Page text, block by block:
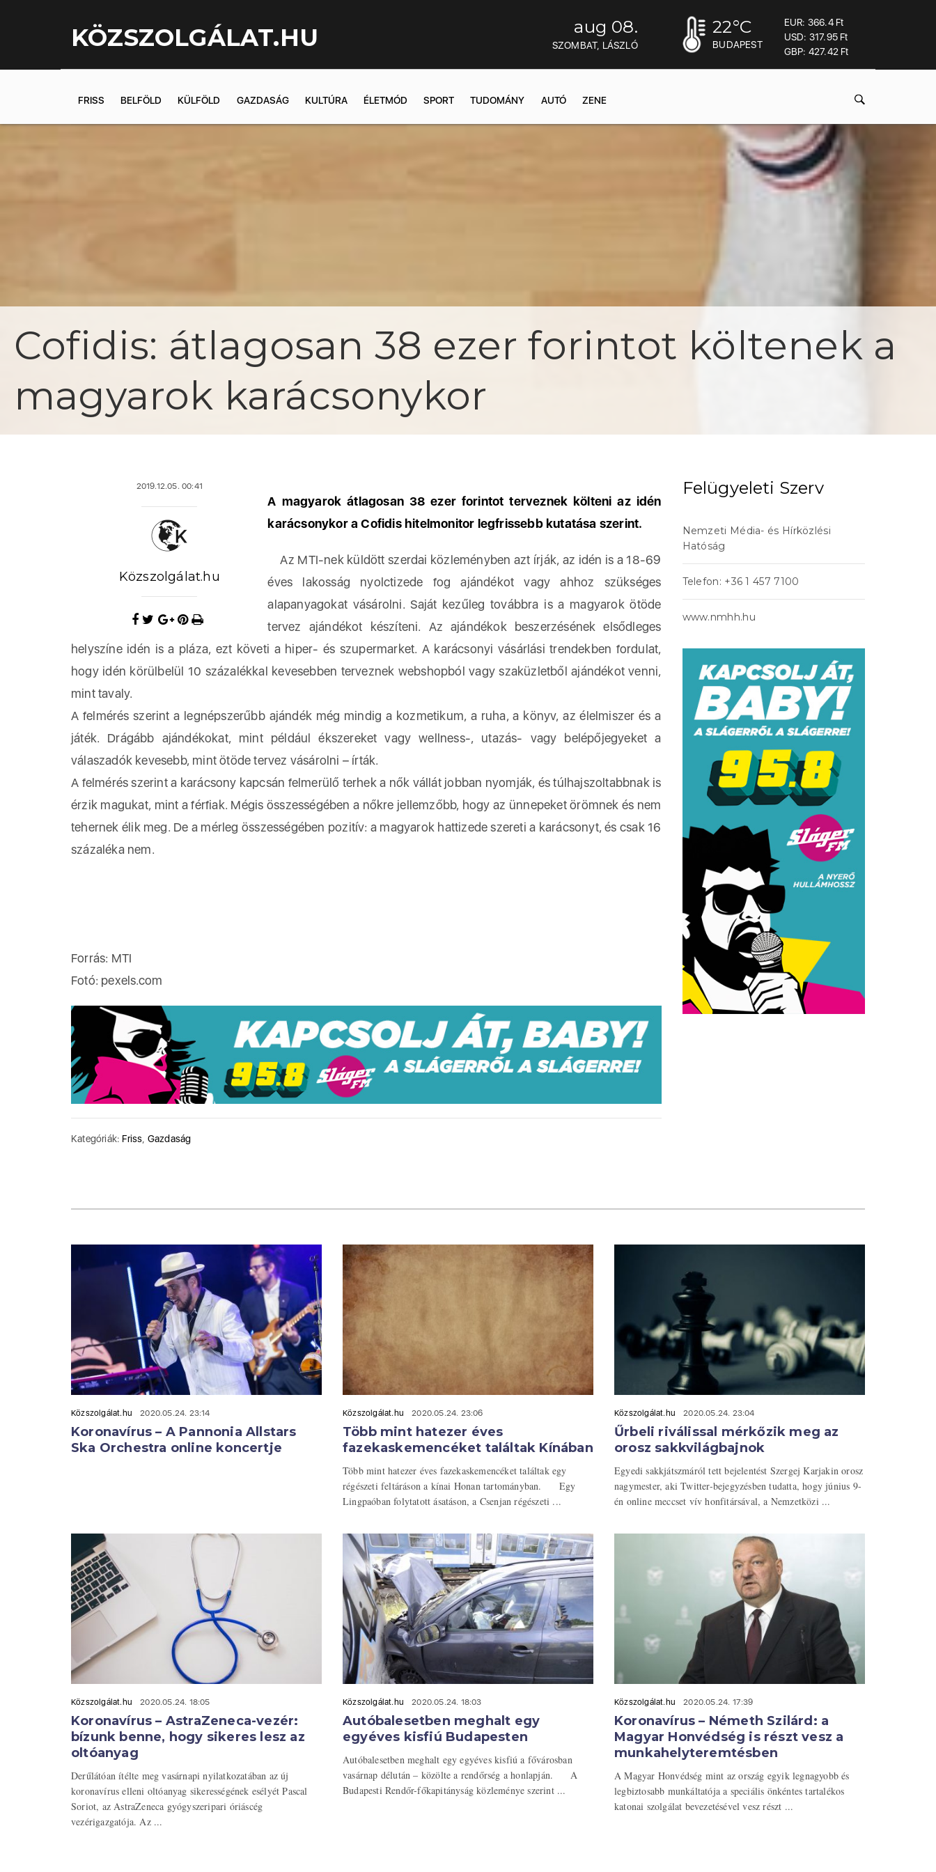
KÖZSZOLGÁLAT.HU aug 08.
SZOMBAT, LÁSZLÓ
22°C
BUDAPEST
EUR: 366.4 Ft
USD: 317.95 Ft
GBP: 427.42 Ft
FRISS BELFÖLD KÜLFÖLD GAZDASÁG KULTÚRA ÉLETMÓD SPORT TUDOMÁNY AUTÓ ZENE
Cofidis: átlagosan 38 ezer forintot költenek a
magyarok karácsonykor
2019.12.05. 00:41
Közszolgálat.hu
A magyarok átlagosan 38 ezer forintot terveznek költeni az idén
karácsonykor a Cofidis hitelmonitor legfrissebb kutatása szerint.
Az MTI-nek küldött szerdai közleményben azt írják, az idén is a 18-69
éves lakosság nyolctizede fog ajándékot vagy ahhoz szükséges
alapanyagokat vásárolni. Saját kezűleg továbbra is a magyarok ötöde
tervez ajándékot készíteni. Az ajándékok beszerzésének elsődleges
helyszíne idén is a pláza, ezt követi a hiper- és szupermarket. A karácsonyi vásárlási trendekben fordulat,
hogy idén körülbelül 10 százalékkal kevesebben terveznek webshopból vagy szaküzletből ajándékot venni,
mint tavaly.
A felmérés szerint a legnépszerűbb ajándék még mindig a kozmetikum, a ruha, a könyv, az élelmiszer és a
játék. Drágább ajándékokat, mint például ékszereket vagy wellness-, utazás- vagy belépőjegyeket a
válaszadók kevesebb, mint ötöde tervez vásárolni – írták.
A felmérés szerint a karácsony kapcsán felmerülő terhek a nők vállát jobban nyomják, és túlhajszoltabbnak is
érzik magukat, mint a férfiak. Mégis összességében a nőkre jellemzőbb, hogy az ünnepeket örömnek és nem
tehernek élik meg. De a mérleg összességében pozitív: a magyarok hattizede szereti a karácsonyt, és csak 16
százaléka nem.
Forrás: MTI
Fotó: pexels.com
Kategóriák: Friss, Gazdaság
Felügyeleti Szerv
Nemzeti Média- és Hírközlési
Hatóság
Telefon: +36 1 457 7100
www.nmhh.hu
Közszolgálat.hu 2020.05.24. 23:14
Koronavírus – A Pannonia Allstars
Ska Orchestra online koncertje
Közszolgálat.hu 2020.05.24. 23:06
Több mint hatezer éves
fazekaskemencéket találtak Kínában
Több mint hatezer éves fazekaskemencéket találtak egy
régészeti feltáráson a kínai Honan tartományban. Egy
Lingpaóban folytatott ásatáson, a Csenjan régészeti ...
Közszolgálat.hu 2020.05.24. 23:04
Űrbeli riválissal mérkőzik meg az
orosz sakkvilágbajnok
Egyedi sakkjátszmáról tett bejelentést Szergej Karjakin orosz
nagymester, aki Twitter-bejegyzésben tudatta, hogy június 9-
én online meccset vív honfitársával, a Nemzetközi ...
Közszolgálat.hu 2020.05.24. 18:05
Koronavírus – AstraZeneca-vezér:
bízunk benne, hogy sikeres lesz az
oltóanyag
Derűlátóan ítélte meg vasárnapi nyilatkozatában az új
koronavírus elleni oltóanyag sikerességének esélyét Pascal
Soriot, az AstraZeneca gyógyszeripari óriáscég
vezérigazgatója. Az ...
Közszolgálat.hu 2020.05.24. 18:03
Autóbalesetben meghalt egy
egyéves kisfiú Budapesten
Autóbalesetben meghalt egy egyéves kisfiú a fővárosban
vasárnap délután – közölte a rendőrség a honlapján. A
Budapesti Rendőr-főkapitányság közleménye szerint ...
Közszolgálat.hu 2020.05.24. 17:39
Koronavírus – Németh Szilárd: a
Magyar Honvédség is részt vesz a
munkahelyteremtésben
A Magyar Honvédség mint az ország egyik legnagyobb és
legbiztosabb munkáltatója a speciális önkéntes tartalékos
katonai szolgálat bevezetésével vesz részt ...